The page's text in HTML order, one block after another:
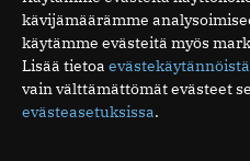
ISSN 2323-9476
kävijämäärämme
käytämme evästeitä myös
Lisää tietoa
vain välttämättömät evästeet
evästeasetuksissa.